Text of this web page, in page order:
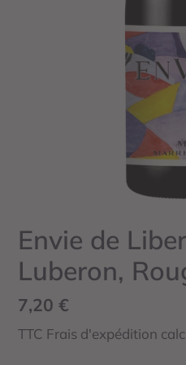
Envie de
Luberon,
Prix
normal
7,20 €
TTC Frais d'expédition